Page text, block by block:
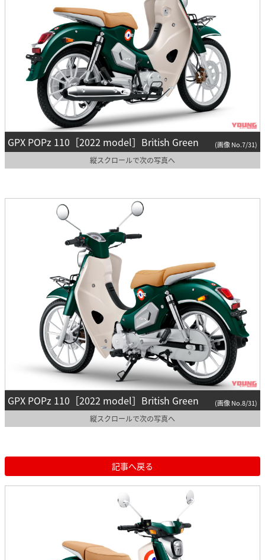
GPX POPz 110［2022 model］British Green (画像 No.7/31)
縦スクロールで次の写真へ
GPX POPz 110［2022 model］British Green (画像 No.8/31)
縦スクロールで次の写真へ
記事へ戻る